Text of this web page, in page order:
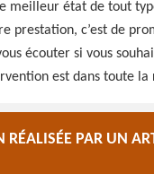
meilleur état de tout
prestation, c’est de
écouter si vous
est dans toute
RÉALISÉE PAR UN